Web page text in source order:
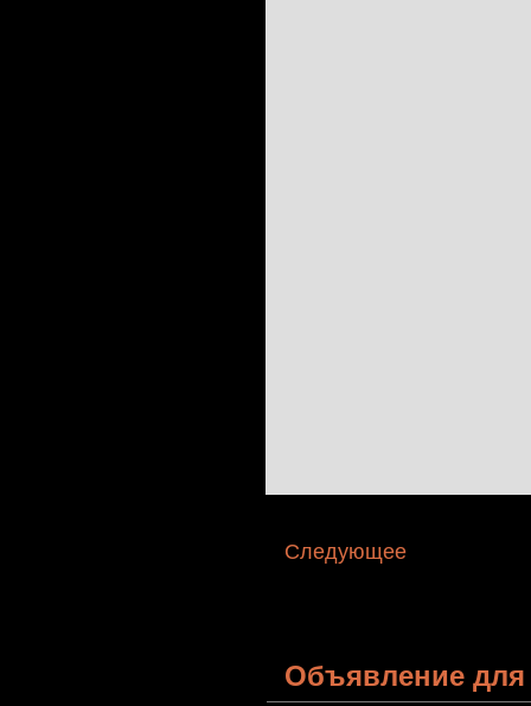
Следующее
Объявление для